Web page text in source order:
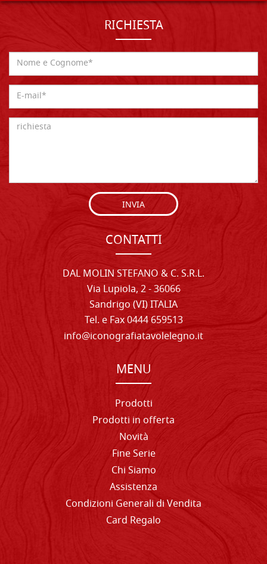
RICHIESTA
INVIA
CONTATTI
DAL MOLIN STEFANO & C. S.R.L.
Via Lupiola, 2 - 36066
Sandrigo (VI) ITALIA
Tel. e Fax 0444 659513
info@iconografiatavolelegno.it
MENU
Prodotti
Prodotti in offerta
Novità
Fine Serie
Chi Siamo
Assistenza
Condizioni Generali di Vendita
Card Regalo